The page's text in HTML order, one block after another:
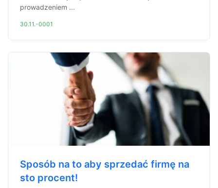
prowadzeniem ...
30.11.-0001
Sposób na to aby sprzedać firmę na
sto procent!